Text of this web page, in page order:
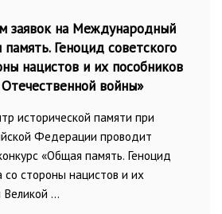
заявок на Международный
Геноцид советского
нацистов и их пособников
войны»
исторической памяти при
Федерации проводит
«Общая память. Геноцид
со стороны нацистов и их
Великой …